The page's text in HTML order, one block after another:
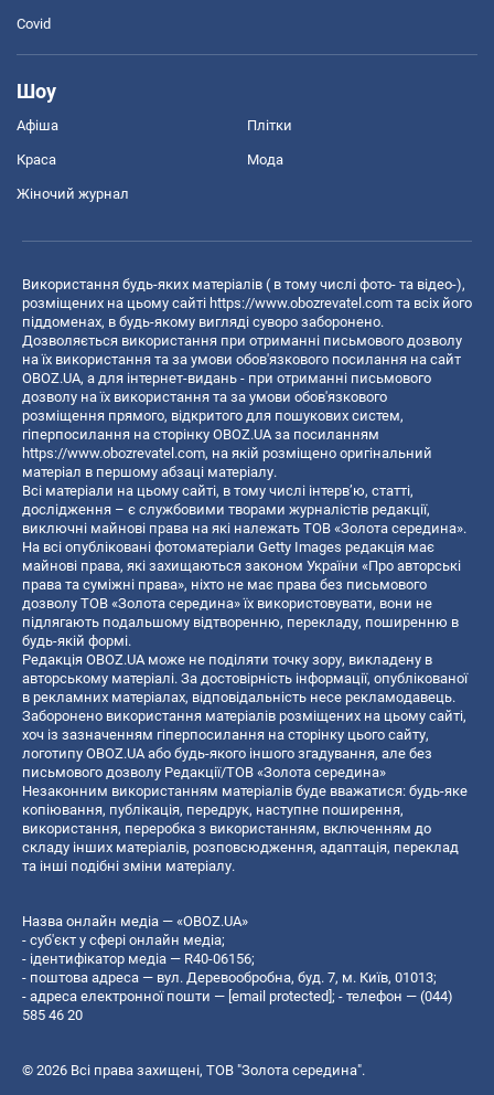
Covid
Шоу
Афіша Плітки
Краса Мода
Жіночий журнал
Використання будь-яких матеріалів ( в тому числі фото- та відео-),
розміщених на цьому сайті https://www.obozrevatel.com та всіх його
піддоменах, в будь-якому вигляді суворо заборонено.
Дозволяється використання при отриманні письмового дозволу
на їх використання та за умови обов'язкового посилання на сайт
OBOZ.UA, а для інтернет-видань - при отриманні письмового
дозволу на їх використання та за умови обов'язкового
розміщення прямого, відкритого для пошукових систем,
гіперпосилання на сторінку OBOZ.UA за посиланням
https://www.obozrevatel.com, на якій розміщено оригінальний
матеріал в першому абзаці матеріалу.
Всі матеріали на цьому сайті, в тому числі інтерв’ю, статті,
дослідження – є службовими творами журналістів редакції,
виключні майнові права на які належать ТОВ «Золота середина».
На всі опубліковані фотоматеріали Getty Images редакція має
майнові права, які захищаються законом України «Про авторські
права та суміжні права», ніхто не має права без письмового
дозволу ТОВ «Золота середина» їх використовувати, вони не
підлягають подальшому відтворенню, перекладу, поширенню в
будь-якій формі.
Редакція OBOZ.UA може не поділяти точку зору, викладену в
авторському матеріалі. За достовірність інформації, опублікованої
в рекламних матеріалах, відповідальність несе рекламодавець.
Заборонено використання матеріалів розміщених на цьому сайті,
хоч із зазначенням гіперпосилання на сторінку цього сайту,
логотипу OBOZ.UA або будь-якого іншого згадування, але без
письмового дозволу Редакції/ТОВ «Золота середина»
Незаконним використанням матеріалів буде вважатися: будь-яке
копiювання, публiкацiя, передрук, наступне поширення,
використання, переробка з використанням, включенням до
складу інших матеріалів, розповсюдження, адаптація, переклад
та інші подібні зміни матеріалу.
Назва онлайн медіа — «OBOZ.UA»
- суб'єкт у сфері онлайн медіа;
- ідентифікатор медіа — R40-06156;
- поштова адреса — вул. Деревообробна, буд. 7, м. Київ, 01013;
- адреса електронної пошти — [email protected]; - телефон — (044)
585 46 20
© 2026 Всі права захищені, ТОВ "Золота середина".